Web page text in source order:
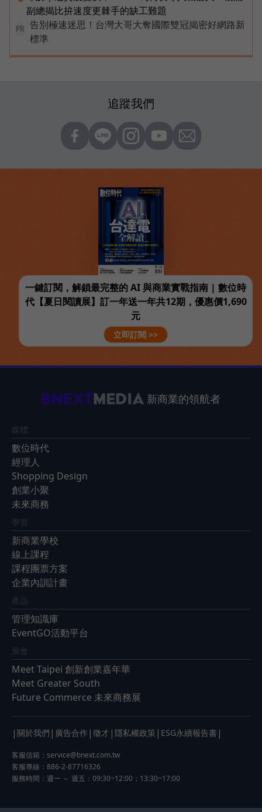
副總揭比拚速度更棘手的缺工難題
PR
告別極速迷思！台灣大哥大奪國際雙冠揭密好網路新
標準
追蹤我們
一鍵訂閱，解鎖最完整的 AI 與商業實戰指南 | 數位時
代【夏日閱讀展】訂一年送一年共12期，優惠價1,690
元
立即訂閱 >>
新商業的領航者
媒體
數位時代
經理人
Shopping Design
創業小聚
未來商務
學習
新商業學校
線上課程
課程團票方案
企業內訓計畫
產品
管理知識庫
EventGO活動平台
展會
Meet Taipei 創新創業嘉年華
Meet Greater South
Future Commerce 未來商務展
| 關於我們 | 廣告合作 | 徵才 | 隱私權政策 | ESG永續報告書 |
客服信箱： service@bnext.com.tw
客服專線：886-2-87716326
服務時間：週一 ～ 週五：09:30~12:00；13:30~17:00